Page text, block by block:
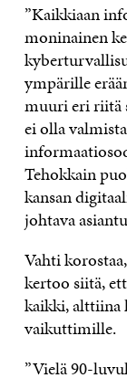
”Kaikkiaan
moninainen
ympärille
muuri eri riitä
ei olla
Tehokkain
kansan
johtava
Vahti
kertoo siitä,
kaikki,
vaikuttimille.
”Vielä 90-